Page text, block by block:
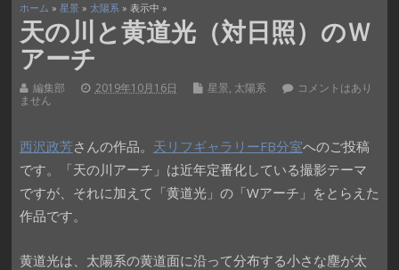
ホーム » 星景» 太陽系 » 表示中 »
天の川と黄道光（対日照）のＷ
アーチ
編集部 2019年10月16日 星景, 太陽系
コメントはあり
ません
西沢政芳さんの作品。 天リフギャラリーFB分室へのご投稿
です。「天の川アーチ」は近年定番化している撮影テーマ
ですが、それに加えて「黄道光」の「Wアーチ」をとらえた
作品です。
黄道光は、太陽系の黄道面に沿って分布する小さな塵が太